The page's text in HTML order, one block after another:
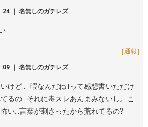
｜ 名無しのガチレズ
［通報］
｜ 名無しのガチレズ
けど…｢暇なんだね｣って感想書いただけ
るの…それに毒スレあんまみないし。こ
い…言葉が刺さったから荒れてるの?